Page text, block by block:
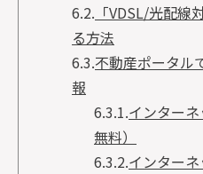
6.2. 「VDSL/光配
る方法
6.3.不動産ポータル
報
6.3.1.インター
無料）
6.3.2.インター